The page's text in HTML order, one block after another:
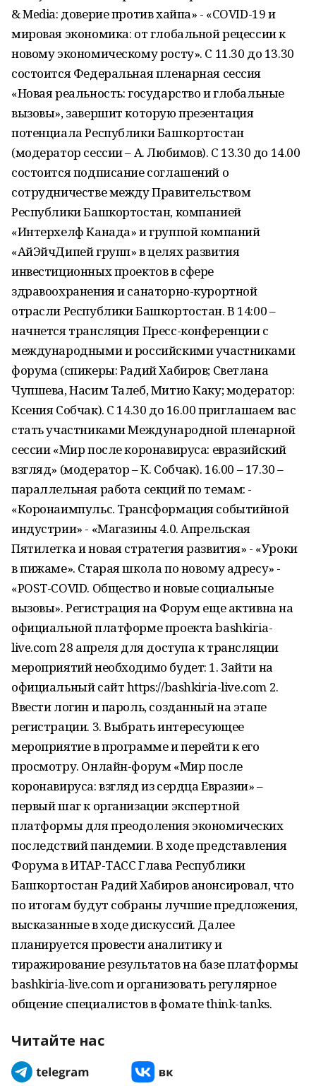
& Media: доверие против хайпа» - «COVID-19 и
мировая экономика: от глобальной рецессии к
новому экономическому росту». С 11.30 до 13.30
состоится Федеральная пленарная сессия
«Новая реальность: государство и глобальные
вызовы», завершит которую презентация
потенциала Республики Башкортостан
(модератор сессии – А. Любимов). С 13.30 до 14.00
состоится подписание соглашений о
сотрудничестве между Правительством
Республики Башкортостан, компанией
«Интерхелф Канада» и группой компаний
«АйЭйчДипей групп» в целях развития
инвестиционных проектов в сфере
здравоохранения и санаторно-курортной
отрасли Республики Башкортостан. В 14:00 –
начнется трансляция Пресс-конференции с
международными и российскими участниками
форума (спикеры: Радий Хабиров; Светлана
Чупшева, Насим Талеб, Митио Каку; модератор:
Ксения Собчак). С 14.30 до 16.00 приглашаем вас
стать участниками Международной пленарной
сессии «Мир после коронавируса: евразийский
взгляд» (модератор – К. Собчак). 16.00 – 17.30 –
параллельная работа секций по темам: -
«Коронаимпульс. Трансформация событийной
индустрии» - «Магазины 4.0. Апрельская
Пятилетка и новая стратегия развития» - «Уроки
в пижаме». Старая школа по новому адресу» -
«POST-COVID. Общество и новые социальные
вызовы». Регистрация на Форум еще активна на
официальной платформе проекта bashkiria-
live.com 28 апреля для доступа к трансляции
мероприятий необходимо будет: 1. Зайти на
официальный сайт https://bashkiria-live.com 2.
Ввести логин и пароль, созданный на этапе
регистрации. 3. Выбрать интересующее
мероприятие в программе и перейти к его
просмотру. Онлайн-форум «Мир после
коронавируса: взгляд из сердца Евразии» –
первый шаг к организации экспертной
платформы для преодоления экономических
последствий пандемии. В ходе представления
Форума в ИТАР-ТАСС Глава Республики
Башкортостан Радий Хабиров анонсировал, что
по итогам будут собраны лучшие предложения,
высказанные в ходе дискуссий. Далее
планируется провести аналитику и
тиражирование результатов на базе платформы
bashkiria-live.com и организовать регулярное
общение специалистов в фомате think-tanks.
Читайте нас